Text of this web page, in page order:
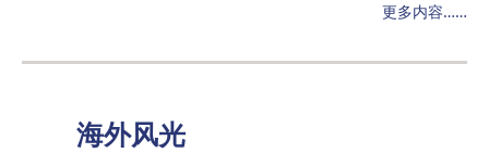
更多内容……
海外风光